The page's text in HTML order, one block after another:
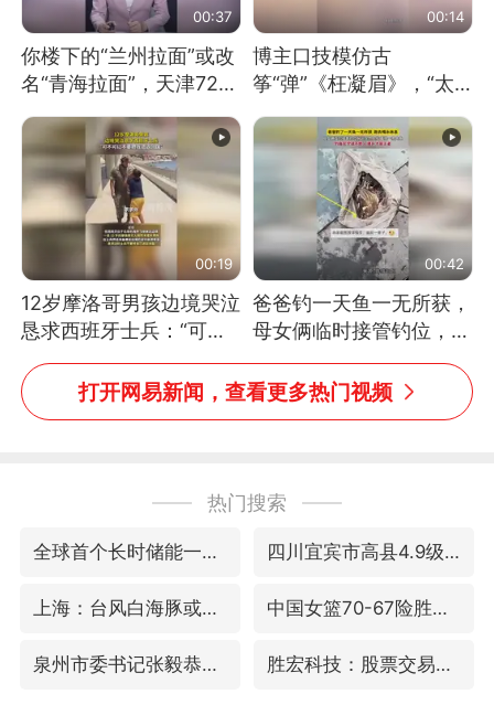
00:37
你楼下的“兰州拉面”或改
名“青海拉面”，天津72家
面馆已集体更换招牌
00:14
博主口技模仿古
筝“弹”《枉凝眉》，“太
像了～你是吃古筝长大的
吗？”“或将成为首位考级
不带古筝的选手。”（来
源：新华每日电讯）
00:19
12岁摩洛哥男孩边境哭泣
恳求西班牙士兵：“可不
可以不要把我遣返回国”
00:42
爸爸钓一天鱼一无所获，
母女俩临时接管钓位，用
玩具鱼竿钓上大鱼
打开网易新闻，查看更多热门视频
热门搜索
全球首个长时储能一体化产业园量产 四川宜宾市高县4.9级地震致1人死亡
上海：台风白海豚或将带来龙卷风 中国女篮70-67险胜尼日利亚女篮
泉州市委书记张毅恭被查 胜宏科技：股票交易异常波动